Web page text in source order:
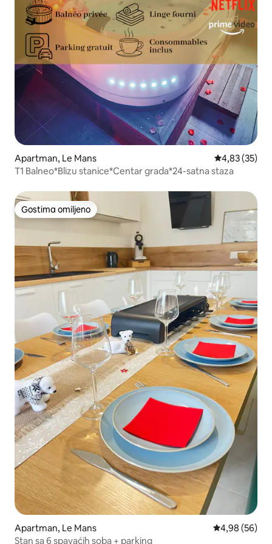
Apartman, Le Mans Prosečna
4,83 (35)
T1 Balneo*Blizu stanice*Centar grada*24-satna staza
Gostima omiljeno
Gostima omiljeno
Apartman, Le Mans Prosečna
4,98 (56)
Stan sa 6 spavaćih soba + parking